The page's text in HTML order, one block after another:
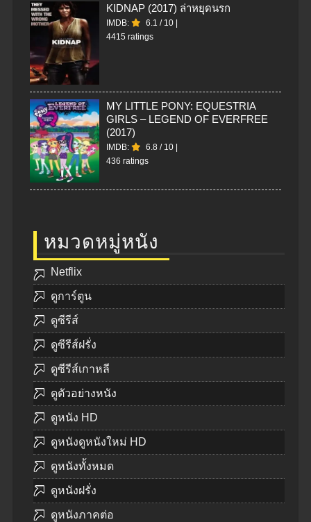
KIDNAP (2017) ล่าหยุดนรก
IMDB: 6.1 / 10
4415 ratings
MY LITTLE PONY: EQUESTRIA
GIRLS – LEGEND OF EVERFREE
(2017)
IMDB: 6.8 / 10
436 ratings
หมวดหมู่หนัง
Netflix
ดูการ์ตูน
ดูซีรีส์
ดูซีรีส์ฝรั่ง
ดูซีรีส์เกาหลี
ดูตัวอย่างหนัง
ดูหนัง HD
ดูหนังดูหนังใหม่ HD
ดูหนังทั้งหมด
ดูหนังฝรั่ง
ดูหนังภาคต่อ